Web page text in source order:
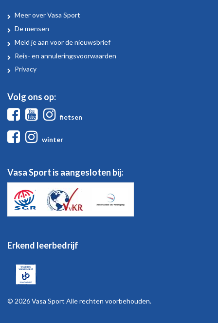
Over
Vasa
Sport
Meer over Vasa Sport
De mensen
Meld je aan voor de nieuwsbrief
Reis- en annuleringsvoorwaarden
Privacy
Volg ons op:
FacebookYoutube
fietsen
Facebook
winter
Vasa Sport is aangesloten bij:
Erkend leerbedrijf
© 2026 Vasa Sport Alle rechten voorbehouden.